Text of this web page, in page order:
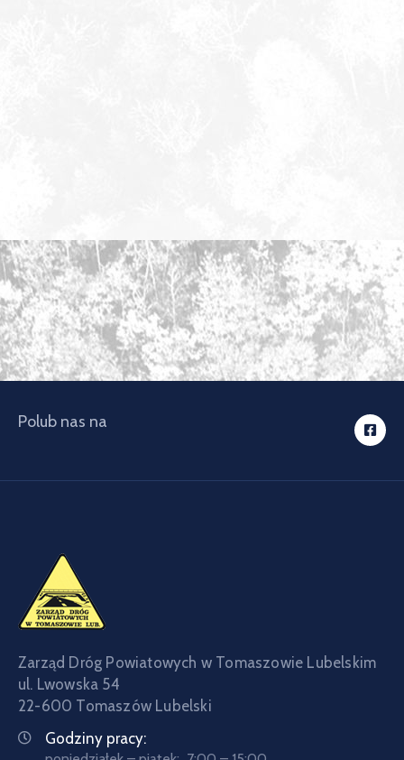
Polub nas na
Zarząd Dróg Powiatowych w Tomaszowie Lubelskim
ul. Lwowska 54
22-600 Tomaszów Lubelski
Godziny pracy: